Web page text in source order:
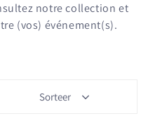
notre collection et
(vos) événement(s).
Sorteer